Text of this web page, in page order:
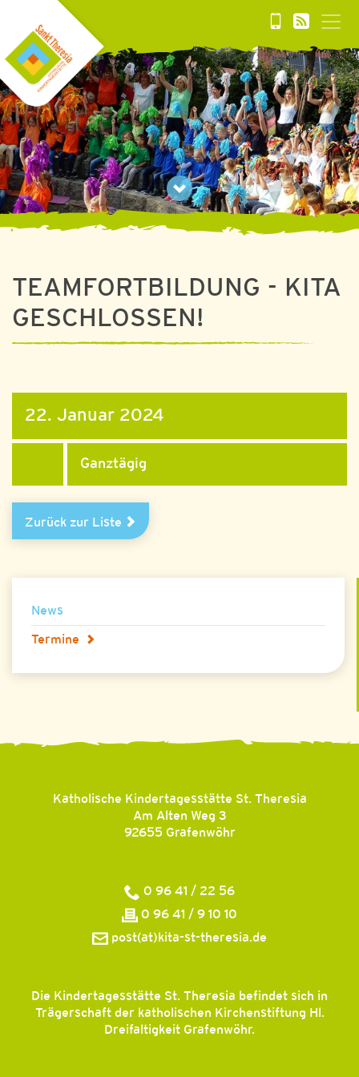
TEAMFORTBILDUNG - KITA
GESCHLOSSEN!
22. JANUAR 2024
22. Januar 2024
Ganztägig
Zurück zur Liste
News
Termine
Katholische Kindertagesstätte St. Theresia
Am Alten Weg 3
92655 Grafenwöhr
0 96 41 / 22 56
0 96 41 / 9 10 10
post(at)kita-st-theresia.de
Die Kindertagesstätte St. Theresia befindet sich in
Trägerschaft der katholischen Kirchenstiftung Hl.
Dreifaltigkeit Grafenwöhr.